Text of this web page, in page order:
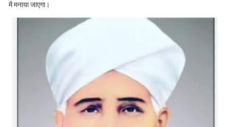
में मनाया जाएगा।